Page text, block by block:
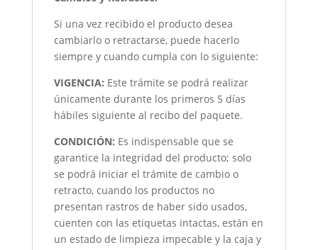
Si una vez recibido el producto desea
cambiarlo o retractarse, puede hacerlo
siempre y cuando cumpla con lo siguiente:
VIGENCIA: Este trámite se podrá realizar
únicamente durante los primeros 5 días
hábiles siguiente al recibo del paquete.
CONDICIÓN: Es indispensable que se
garantice la integridad del producto; solo
se podrá iniciar el trámite de cambio o
retracto, cuando los productos no
presentan rastros de haber sido usados,
cuenten con las etiquetas intactas, están en
un estado de limpieza impecable y la caja y